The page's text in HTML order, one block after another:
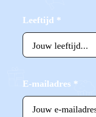
Leeftijd *
E-mailadres *